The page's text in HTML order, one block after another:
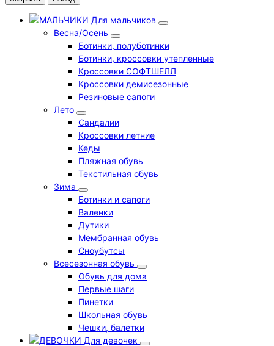
Для мальчиков
Весна/Осень
Ботинки, полуботинки
Ботинки, кроссовки утепленные
Кроссовки СОФТШЕЛЛ
Кроссовки демисезонные
Резиновые сапоги
Лето
Cандалии
Кроссовки летние
Кеды
Пляжная обувь
Текстильная обувь
Зима
Ботинки и сапоги
Валенки
Дутики
Мембранная обувь
Сноубутсы
Всесезонная обувь
Обувь для дома
Первые шаги
Пинетки
Школьная обувь
Чешки, балетки
Для девочек